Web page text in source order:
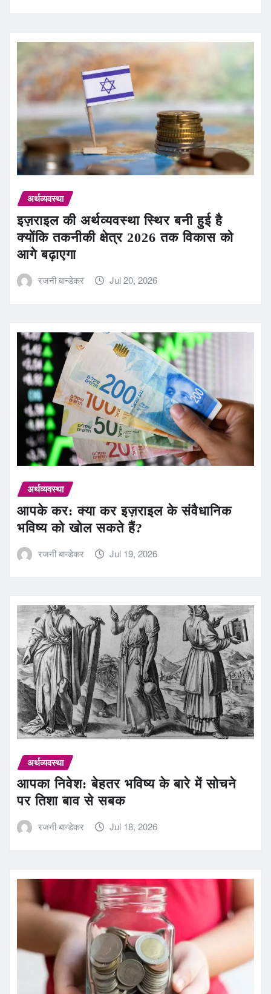
अर्थव्यवस्था
इज़राइल की अर्थव्यवस्था स्थिर बनी हुई है
क्योंकि तकनीकी क्षेत्र 2026 तक विकास को
आगे बढ़ाएगा
रजनी बान्डेकर Jul 20, 2026
अर्थव्यवस्था
आपके कर: क्या कर इज़राइल के संवैधानिक
भविष्य को खोल सकते हैं?
रजनी बान्डेकर Jul 19, 2026
अर्थव्यवस्था
आपका निवेश: बेहतर भविष्य के बारे में सोचने
पर तिशा बाव से सबक
रजनी बान्डेकर Jul 18, 2026